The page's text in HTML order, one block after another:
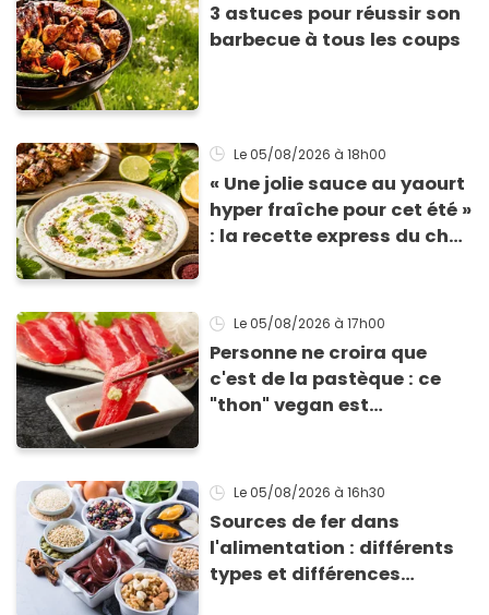
3 astuces pour réussir son
barbecue à tous les coups
Le 05/08/2026 à 18h00
« Une jolie sauce au yaourt
hyper fraîche pour cet été »
: la recette express du chef
grillades
Le 05/08/2026 à 17h00
Personne ne croira que
c'est de la pastèque : ce
"thon" vegan est
Le 05/08/2026 à 16h30
Sources de fer dans
l'alimentation : différents
types et différences